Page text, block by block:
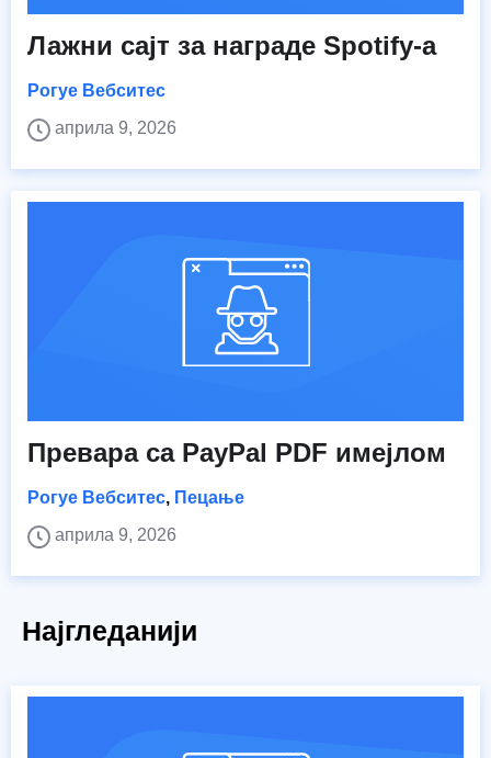
Лажни сајт за награде Spotify-а
Рогуе Вебситес
априла 9, 2026
Превара са PayPal PDF имејлом
Рогуе Вебситес, Пецање
априла 9, 2026
Најгледанији